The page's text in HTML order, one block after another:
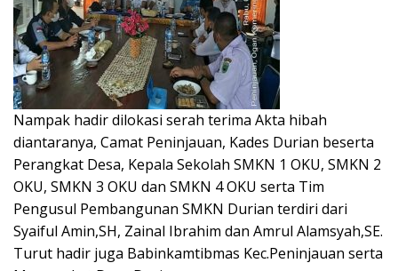
Nampak hadir dilokasi serah terima Akta hibah
diantaranya, Camat Peninjauan, Kades Durian beserta
Perangkat Desa, Kepala Sekolah SMKN 1 OKU, SMKN 2
OKU, SMKN 3 OKU dan SMKN 4 OKU serta Tim
Pengusul Pembangunan SMKN Durian terdiri dari
Syaiful Amin,SH, Zainal Ibrahim dan Amrul Alamsyah,SE.
Turut hadir juga Babinkamtibmas Kec.Peninjauan serta